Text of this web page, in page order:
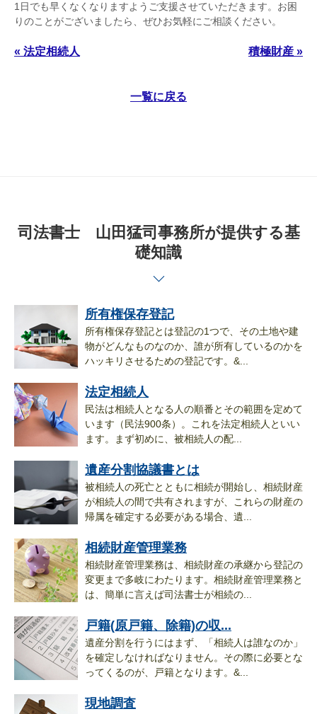
1日でも早くなくなりますようご支援させていただきます。お困
りのことがございましたら、ぜひお気軽にご相談ください。
« 法定相続人 積極財産 »
一覧に戻る
司法書士 山田猛司事務所が提供する基
礎知識
所有権保存登記
所有権保存登記とは登記の1つで、その土地や建
物がどんなものなのか、誰が所有しているのかを
ハッキリさせるための登記です。&...
法定相続人
民法は相続人となる人の順番とその範囲を定めて
います（民法900条）。これを法定相続人といい
ます。まず初めに、被相続人の配...
遺産分割協議書とは
被相続人の死亡とともに相続が開始し、相続財産
が相続人の間で共有されますが、これらの財産の
帰属を確定する必要がある場合、遺...
相続財産管理業務
相続財産管理業務は、相続財産の承継から登記の
変更まで多岐にわたります。相続財産管理業務と
は、簡単に言えば司法書士が相続の...
戸籍(原戸籍、除籍)の収...
遺産分割を行うにはまず、「相続人は誰なのか」
を確定しなければなりません。その際に必要とな
ってくるのが、戸籍となります。&...
現地調査